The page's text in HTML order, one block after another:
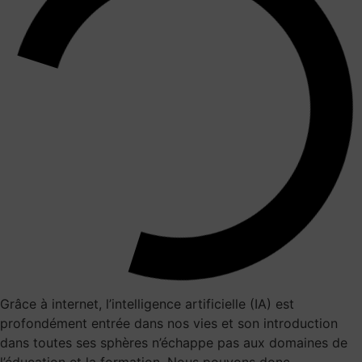
Grâce à internet, l’intelligence artificielle (IA) est
profondément entrée dans nos vies et son introduction
dans toutes ses sphères n’échappe pas aux domaines de